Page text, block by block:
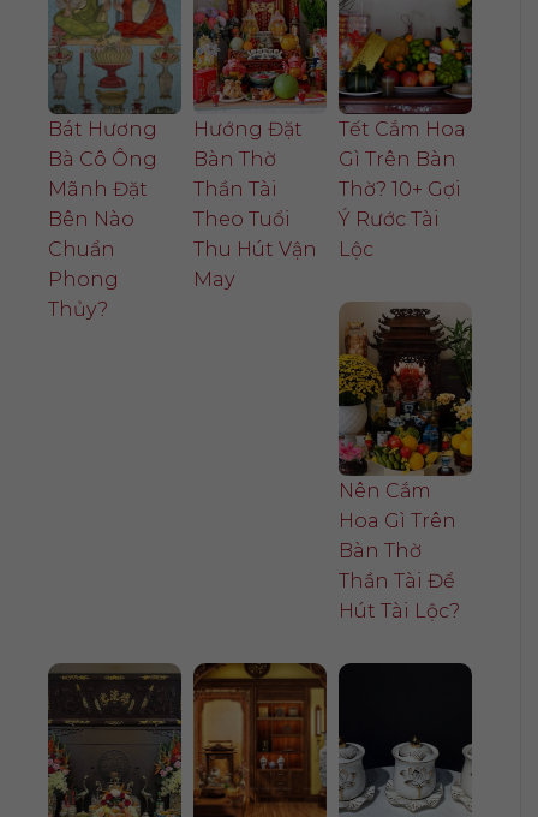
Bát Hương
Bà Cô Ông
Mãnh Đặt
Bên Nào
Chuẩn
Phong
Thủy?
Hướng Đặt
Bàn Thờ
Thần Tài
Theo Tuổi
Thu Hút Vận
May
Tết Cắm Hoa
Gì Trên Bàn
Thờ? 10+ Gợi
Ý Rước Tài
Lộc
Nên Cắm
Hoa Gì Trên
Bàn Thờ
Thần Tài Để
Hút Tài Lộc?